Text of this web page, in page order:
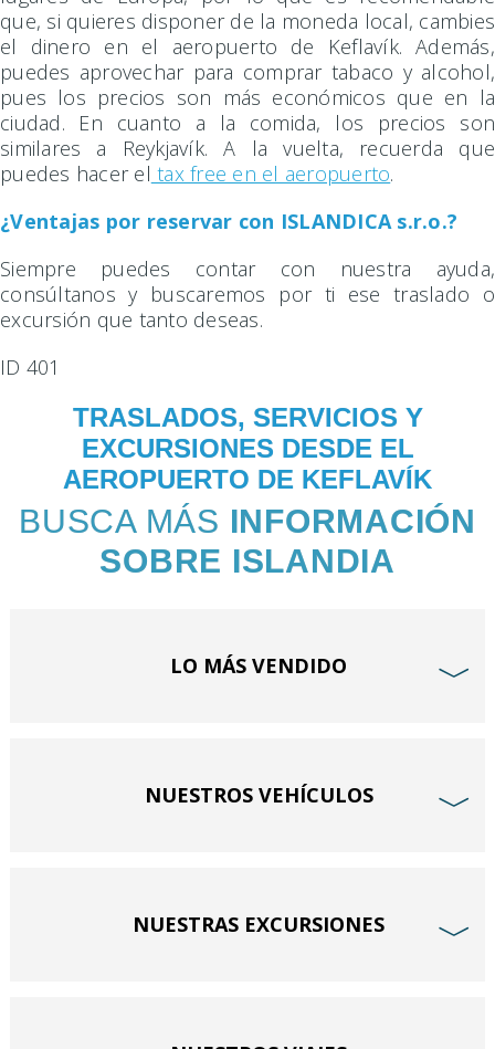
que, si quieres disponer de la moneda local, cambies
el dinero en el aeropuerto de Keflavík. Además,
puedes aprovechar para comprar tabaco y alcohol,
pues los precios son más económicos que en la
ciudad. En cuanto a la comida, los precios son
similares a Reykjavík. A la vuelta, recuerda que
puedes hacer el tax free en el aeropuerto.
¿Ventajas por reservar con ISLANDICA s.r.o.?
Siempre puedes contar con nuestra ayuda,
consúltanos y buscaremos por ti ese traslado o
excursión que tanto deseas.
ID 401
TRASLADOS, SERVICIOS Y
EXCURSIONES DESDE EL
AEROPUERTO DE KEFLAVÍK
BUSCA MÁS INFORMACIÓN
SOBRE ISLANDIA
LO MÁS VENDIDO ﹀
NUESTROS VEHÍCULOS ﹀
NUESTRAS EXCURSIONES ﹀